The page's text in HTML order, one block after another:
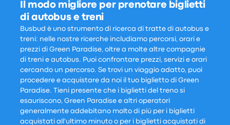
Il modo migliore per prenotare biglietti
di autobus e treni
Busbud è uno strumento di ricerca di tratte di autobus e
treni: nelle nostre ricerche includiamo percorsi, orari e
prezzi di Green Paradise, oltre a molte altre compagnie
di treni e autobus. Puoi confrontare prezzi, servizi e orari
cercando un percorso. Se trovi un viaggio adatto, puoi
procedere e acquistare da noi il tuo biglietto di Green
Paradise. Tieni presente che i biglietti del treno si
esauriscono, Green Paradise e altri operatori
generalmente addebitano molto di più per i biglietti
acquistati all'ultimo minuto o per i biglietti acquistati di